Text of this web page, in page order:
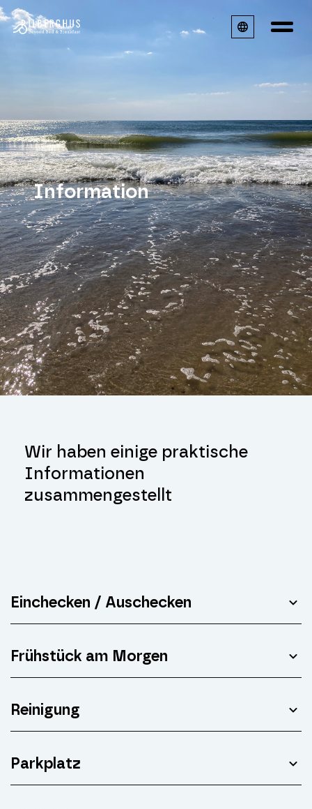
Information
Wir haben einige praktische
Informationen
zusammengestellt
Einchecken / Auschecken
Frühstück am Morgen
Reinigung
Parkplatz